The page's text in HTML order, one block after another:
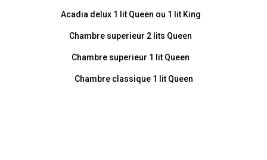
Acadia delux 1 lit Queen ou 1 lit King
Chambre superieur 2 lits Queen
Chambre superieur 1 lit Queen
Chambre classique 1 lit Queen